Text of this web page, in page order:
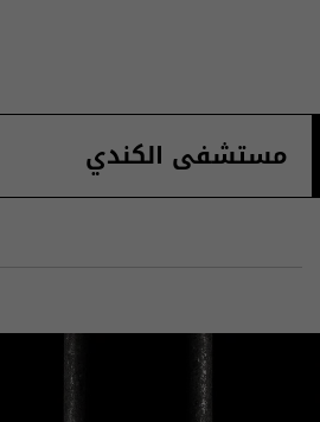
مستشفى الكندي